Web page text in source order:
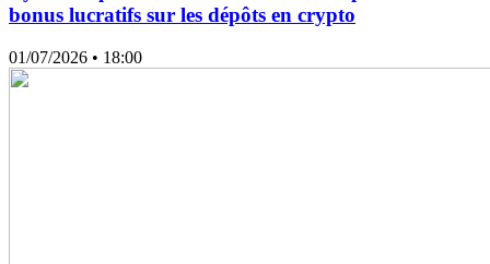
bonus lucratifs sur les dépôts en crypto
01/07/2026 • 18:00